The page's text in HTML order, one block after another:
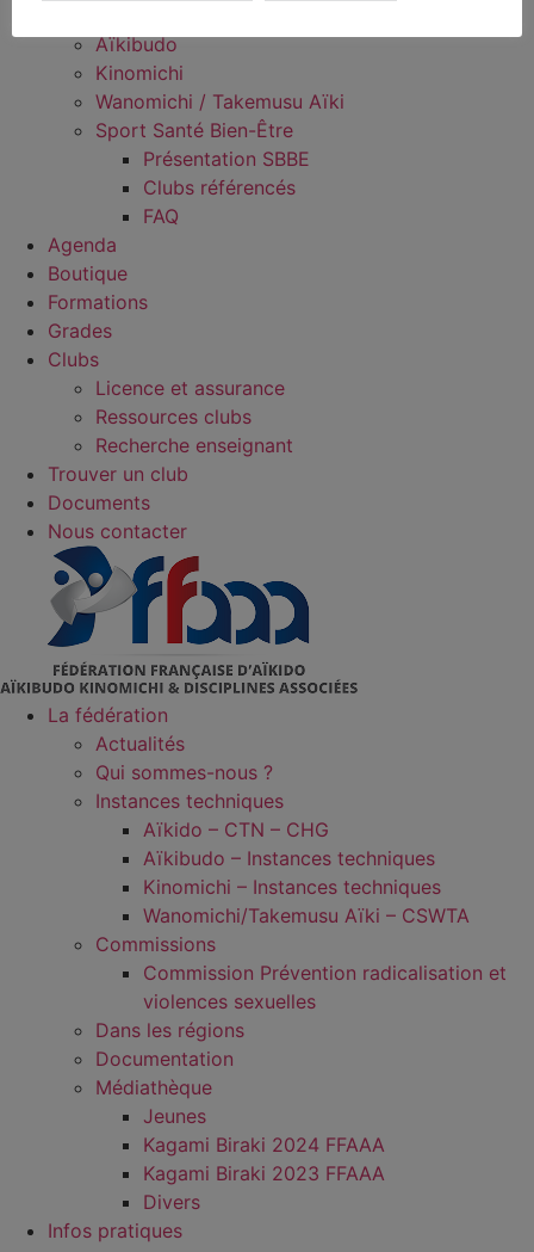
Aïkibudo
Kinomichi
Wanomichi / Takemusu Aïki
Sport Santé Bien-Être
Présentation SBBE
Clubs référencés
FAQ
Agenda
Boutique
Formations
Grades
Clubs
Licence et assurance
Ressources clubs
Recherche enseignant
Trouver un club
Documents
Nous contacter
La fédération
Actualités
Qui sommes-nous ?
Instances techniques
Aïkido – CTN – CHG
Aïkibudo – Instances techniques
Kinomichi – Instances techniques
Wanomichi/Takemusu Aïki – CSWTA
Commissions
Commission Prévention radicalisation et
violences sexuelles
Dans les régions
Documentation
Médiathèque
Jeunes
Kagami Biraki 2024 FFAAA
Kagami Biraki 2023 FFAAA
Divers
Infos pratiques